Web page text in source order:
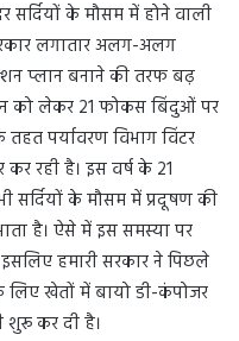
सर्दियों के मौसम में होने वाली
लगातार अलग-अलग
प्लान बनाने की तरफ बढ़
को लेकर 21 फोकस बिंदुओं पर
पर्यावरण विभाग विंटर
रही है। इस वर्ष के 21
के मौसम में प्रदूषण की
है। ऐसे में इस समस्या पर
हमारी सरकार ने पिछले
खेतों में बायो डी-कंपोजर
शुरू कर दी है।